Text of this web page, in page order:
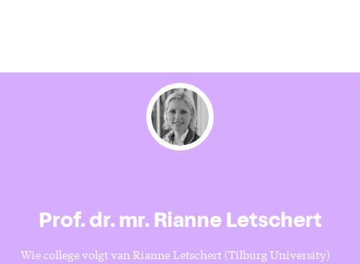
Prof. dr. mr. Rianne Letschert
Wie college volgt van Rianne Letschert (Tilburg University)